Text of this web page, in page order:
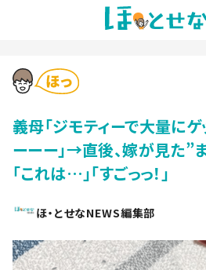
義母「ジモティーで大量にゲ
ーーー」→直後、嫁が見た
「これは…」「すごっっ！」
ほ・とせなNEWS編集部